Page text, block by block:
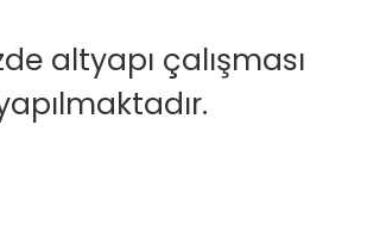
altyapı çalışması